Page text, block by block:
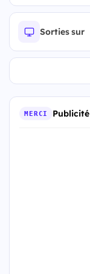
Sorties sur
MERCI Publicité